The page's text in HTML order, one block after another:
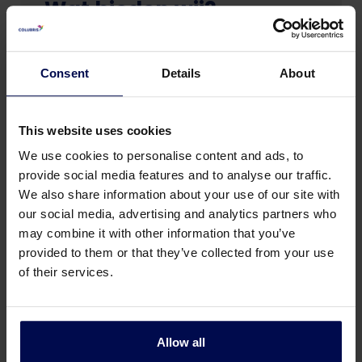
Consent Details About
This website uses cookies
We use cookies to personalise content and ads, to
provide social media features and to analyse our traffic.
We also share information about your use of our site with
our social media, advertising and analytics partners who
may combine it with other information that you’ve
provided to them or that they’ve collected from your use
of their services.
Allow all
Wat bieden wij?
Een afwisselende en uitdagende functie
met toekomstperspectief en veel eigen
inbreng. Goede primaire en secundaire
vakantie en 13 ADV dagen. Daarnaast
beschikken wij over onze eigen Academy
en diverse opleidingen welke wij aanbieden
en welke wij stimuleren en worden er
regelmatig fijne en vele gezellige
personeelsbijeenkomsten georganiseerd
door zowel onze actieve
personeelsvereniging als Colubris zelf.
Meer weten of direct
solliciteren?